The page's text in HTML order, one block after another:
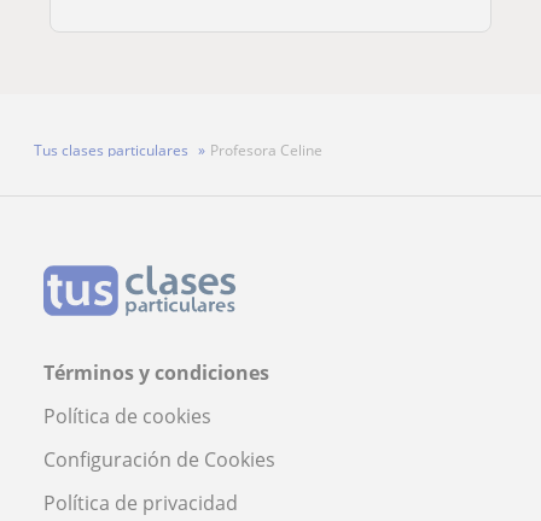
Tus clases particulares Profesora Celine
Términos y condiciones
Política de cookies
Configuración de Cookies
Política de privacidad